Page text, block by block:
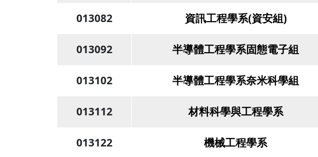
013082 資訊工程學系(資安組)
013092 半導體工程學系固態電子組
013102 半導體工程學系奈米科學組
013112 材料科學與工程學系
013122 機械工程學系